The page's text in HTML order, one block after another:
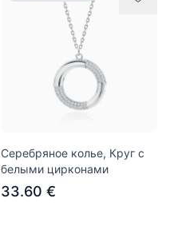
Серебряное колье, Круг с
белыми цирконами
33.60 €